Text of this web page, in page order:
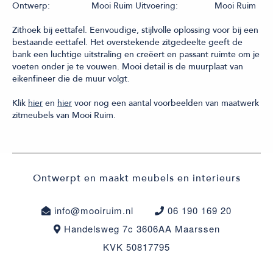
Ontwerp:
Mooi Ruim Uitvoering: Mooi Ruim
Zithoek bij eettafel. Eenvoudige, stijlvolle oplossing voor bij een
bestaande eettafel. Het overstekende zitgedeelte geeft de
bank een luchtige uitstraling en creëert en passant ruimte om je
voeten onder je te vouwen. Mooi detail is de muurplaat van
eikenfineer die de muur volgt.
Klik hier en hier voor nog een aantal voorbeelden van maatwerk
zitmeubels van Mooi Ruim.
Ontwerpt en maakt meubels en interieurs
info@mooiruim.nl
06 190 169 20
Handelsweg 7c 3606AA Maarssen
KVK 50817795